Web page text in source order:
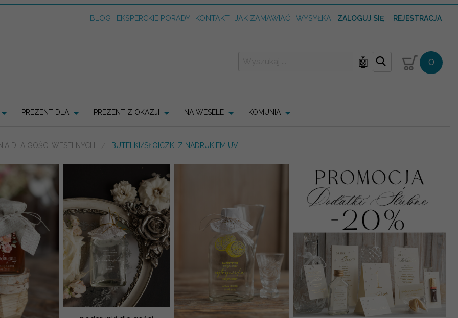
BLOG EKSPERCKIE PORADY KONTAKT JAK ZAMAWIAĆ WYSYŁKA ZALOGUJ SIĘ REJESTRACJA
🤖 0
PREZENT DLA PREZENT Z OKAZJI NA WESELE KOMUNIA
DLA GOŚCI WESELNYCH BUTELKI/SŁOICZKI Z NADRUKIEM UV